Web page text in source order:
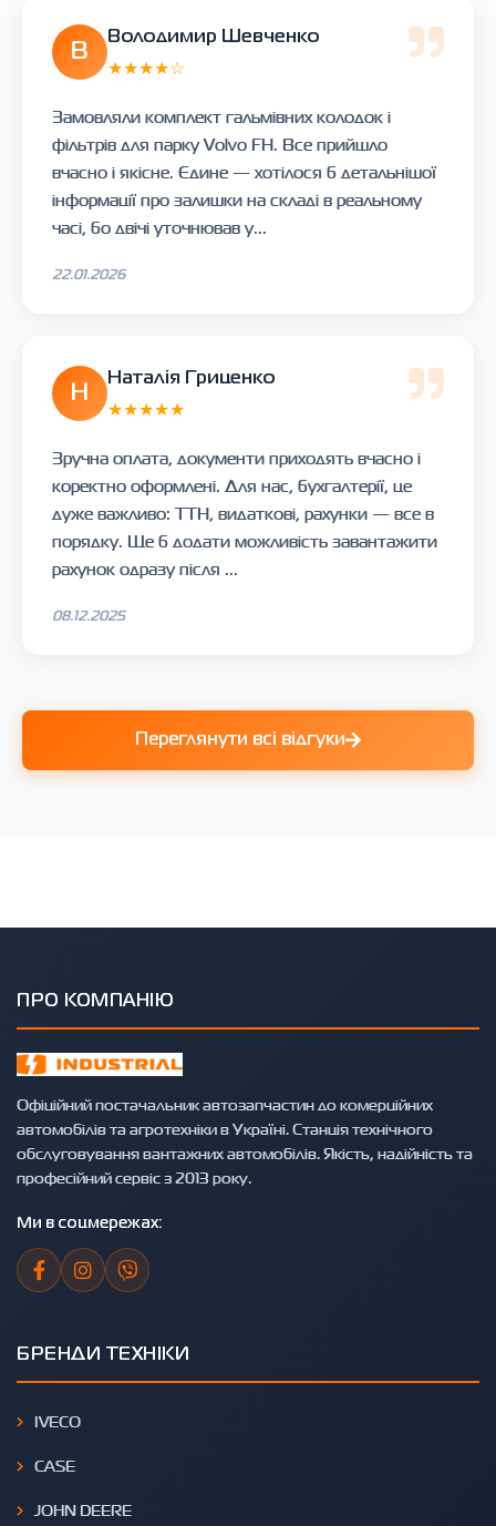
В
Володимир Шевченко
★★★★☆
Замовляли комплект гальмівних колодок і
фільтрів для парку Volvo FH. Все прийшло
вчасно і якісне. Єдине — хотілося б детальнішої
інформації про залишки на складі в реальному
часі, бо двічі уточнював у...
22.01.2026
Н
Наталія Гриценко
★★★★★
Зручна оплата, документи приходять вчасно і
коректно оформлені. Для нас, бухгалтерії, це
дуже важливо: ТТН, видаткові, рахунки — все в
порядку. Ще б додати можливість завантажити
рахунок одразу після ...
08.12.2025
Переглянути всі відгуки
ПРО КОМПАНІЮ
Офіційний постачальник автозапчастин до комерційних
автомобілів та агротехніки в Україні. Станція технічного
обслуговування вантажних автомобілів. Якість, надійність та
професійний сервіс з 2013 року.
Ми в соцмережах:
БРЕНДИ ТЕХНІКИ
IVECO
CASE
JOHN DEERE